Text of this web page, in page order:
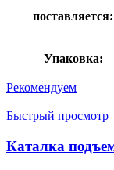
поставляется:
Упаковка:
Рекомендуем
Быстрый просмотр
Каталка